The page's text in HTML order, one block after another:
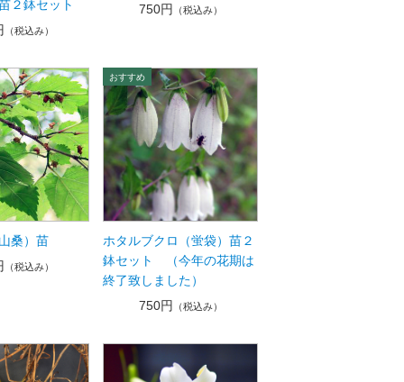
２鉢セット
（税込み）
750円
（税込み）
桑）苗
（税込み）
ホタルブクロ（蛍袋）苗２
鉢セット （今年の花期は
終了致しました）
750円
（税込み）